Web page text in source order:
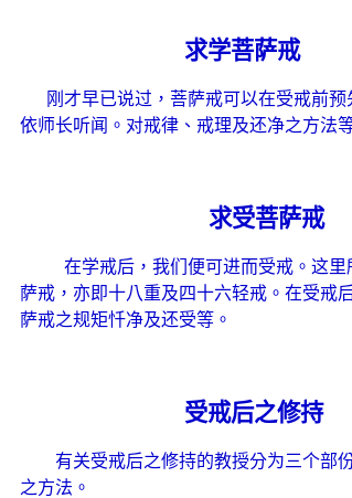
求学菩萨戒
刚才早已说过，菩萨戒可以在受戒前
依师长听闻。对戒律、戒理及还净之方法
求受菩萨戒
在学戒后，我们便可进而受戒。这
萨戒，亦即十八重及四十六轻戒。在受戒
萨戒之规矩忏净及还受等。
受戒后之修持
有关受戒后之修持的教授分为三个部
之方法。